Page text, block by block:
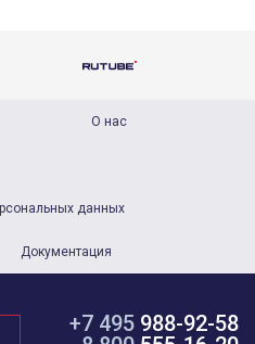
О нас
данных
Документация
+7 495 988-92-58